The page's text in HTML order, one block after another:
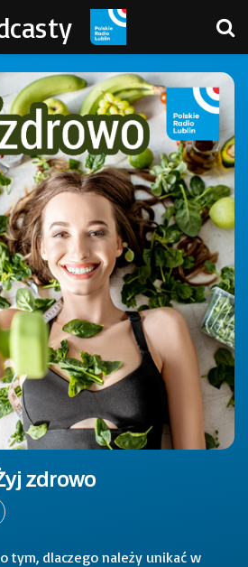
zdrowo
tym, dlaczego należy unikać w